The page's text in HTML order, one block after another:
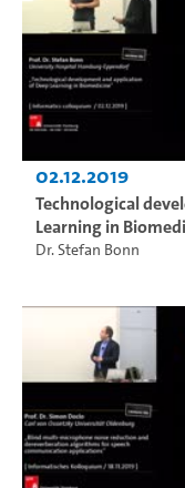
02.12.2019
Technological
Learning in
Dr. Stefan Bonn